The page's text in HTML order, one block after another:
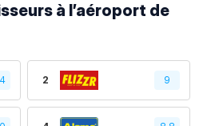
à l’aéroport de
2 9